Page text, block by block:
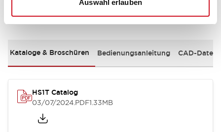
Auswahl erlauben
Dokumente und Dateien
Kataloge & Broschüren Bedienungsanleitung CAD-
HS1T Catalog
03/07/2024.PDF1.33MB